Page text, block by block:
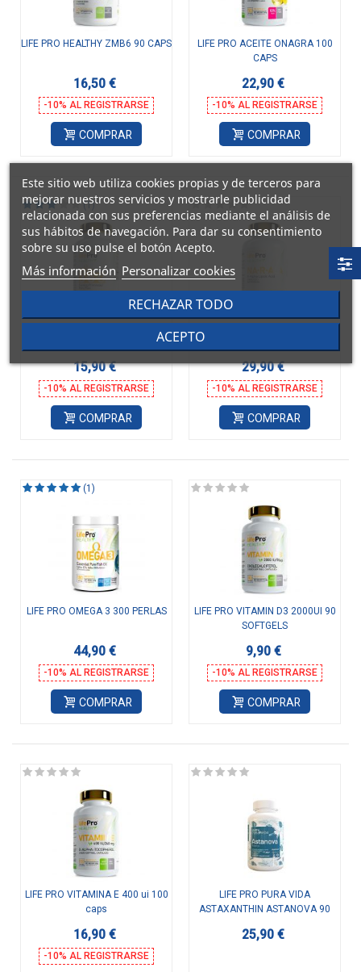
LIFE PRO HEALTHY ZMB6 90 CAPS
16,50 €
-10% AL REGISTRARSE
COMPRAR
LIFE PRO ACEITE ONAGRA 100
CAPS
22,90 €
-10% AL REGISTRARSE
COMPRAR
(1)
15,90 €
-10% AL REGISTRARSE
COMPRAR
29,90 €
-10% AL REGISTRARSE
COMPRAR
(1)
LIFE PRO OMEGA 3 300 PERLAS
44,90 €
-10% AL REGISTRARSE
COMPRAR
LIFE PRO VITAMIN D3 2000UI 90
SOFTGELS
9,90 €
-10% AL REGISTRARSE
COMPRAR
LIFE PRO VITAMINA E 400 ui 100
caps
16,90 €
-10% AL REGISTRARSE
LIFE PRO PURA VIDA
ASTAXANTHIN ASTANOVA 90
25,90 €
Este sitio web utiliza cookies propias y de terceros para
mejorar nuestros servicios y mostrarle publicidad
relacionada con sus preferencias mediante el análisis de
sus hábitos de navegación. Para dar su consentimiento
sobre su uso pulse el botón Acepto.
Más información Personalizar cookies
RECHAZAR TODO
ACEPTO